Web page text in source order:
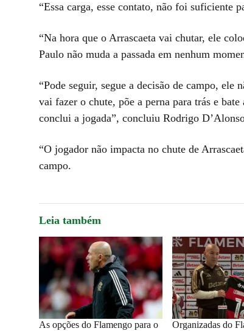
“Essa carga, esse contato, não foi suficiente
“Na hora que o Arrascaeta vai chutar, ele
Paulo não muda a passada em nenhum
“Pode seguir, segue a decisão de campo, ele
vai fazer o chute, põe a perna para trás e
conclui a jogada”, concluiu Rodrigo
“O jogador não impacta no chute de
campo.
Leia também
As opções do Flamengo para o
Organizadas do